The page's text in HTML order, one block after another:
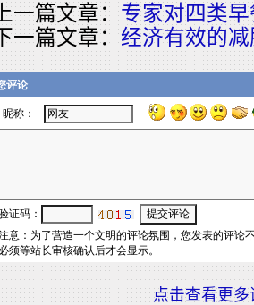
一篇文章：专家对四类
一篇文章：经济有效的
点击查看更多